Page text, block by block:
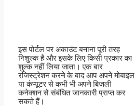
इस पोर्टल पर अकाउंट बनाना पूरी तरह
निशुल्क है और इसके लिए किसी प्रकार का
शुल्क नहीं लिया जाता। एक बार
रजिस्ट्रेशन करने के बाद आप अपने मोबाइल
या कंप्यूटर से कभी भी अपने बिजली
कनेक्शन से संबंधित जानकारी प्राप्त कर
सकते हैं।